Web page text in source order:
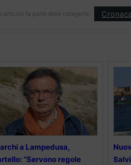
articolo fa parte delle categorie: Cronaca
a Lampedusa,
“Servono regole